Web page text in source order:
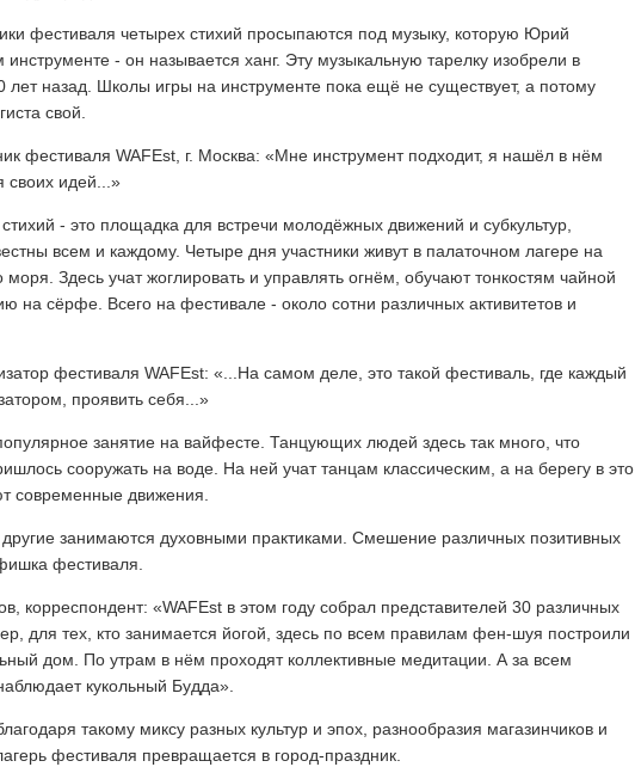
фестиваля четырех стихий просыпаются под музыку, которую Юрий
- он называется ханг. Эту музыкальную тарелку изобрели в
лет назад. Школы игры на инструменте пока ещё не существует, а потому
свой.
фестиваля WAFEst, г. Москва: «Мне инструмент подходит, я нашёл в нём
своих идей...»
- это площадка для встречи молодёжных движений и субкультур,
всем и каждому. Четыре дня участники живут в палаточном лагере на
моря. Здесь учат жоглировать и управлять огнём, обучают тонкостям чайной
на сёрфе. Всего на фестивале - около сотни различных активитетов и
фестиваля WAFEst: «...На самом деле, это такой фестиваль, где каждый
проявить себя...»
занятие на вайфесте. Танцующих людей здесь так много, что
сооружать на воде. На ней учат танцам классическим, а на берегу в это
современные движения.
занимаются духовными практиками. Смешение различных позитивных
фестиваля.
корреспондент: «WAFEst в этом году собрал представителей 30 различных
для тех, кто занимается йогой, здесь по всем правилам фен-шуя построили
дом. По утрам в нём проходят коллективные медитации. А за всем
кукольный Будда».
такому миксу разных культур и эпох, разнообразия магазинчиков и
фестиваля превращается в город-праздник.